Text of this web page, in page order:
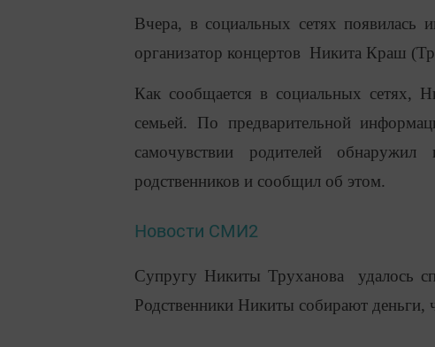
Вчера, в социальных сетях появилась
организатор концертов Никита Краш
Как сообщается в социальных сетях,
семьей. По предварительной
самочувствии родителей
родственников и сообщил об этом.
Новости СМИ2
Супругу Никиты Труханова удалось
Родственники Никиты собирают деньги,